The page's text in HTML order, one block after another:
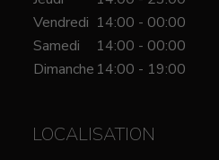
Vendredi 14:00 - 00:00
Samedi
14:00 - 00:00
Dimanche 14:00 - 19:00
LOCALISATION